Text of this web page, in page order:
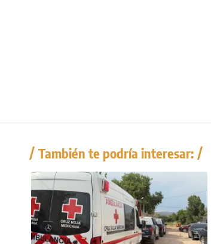
También te podría interesar: